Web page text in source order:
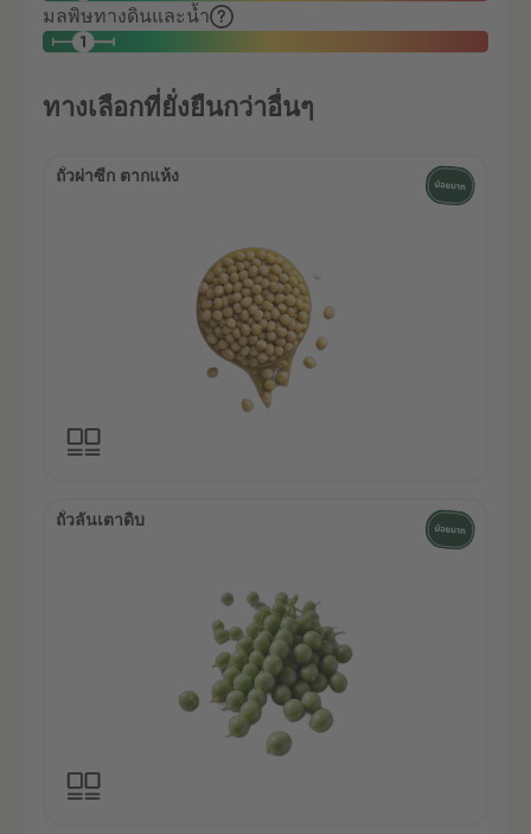
มลพิษทางดินและน้ำ
ทางเลือกที่ยั่งยืนกว่าอื่นๆ
ถั่วผ่าซีก ตากแห้ง
ถั่วลันเตาดิบ